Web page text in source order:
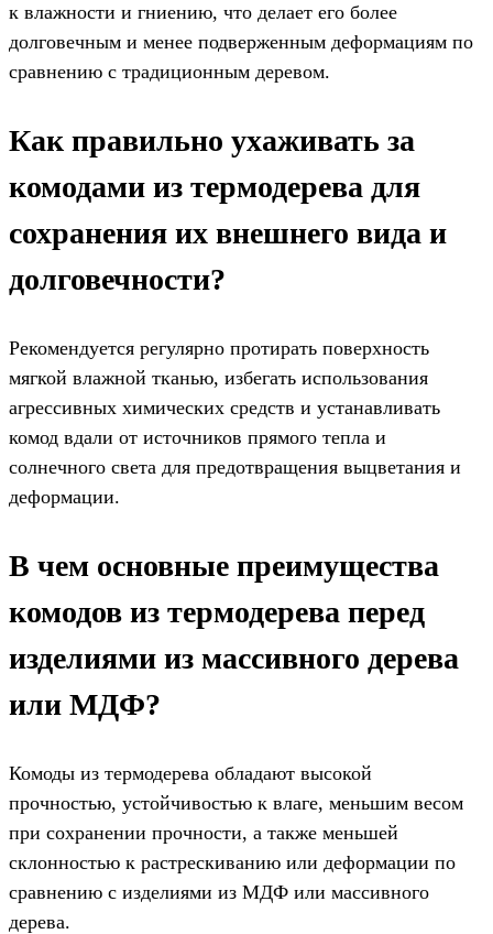
к влажности и гниению, что делает его более
долговечным и менее подверженным деформациям по
сравнению с традиционным деревом.
Как правильно ухаживать за
комодами из термодерева для
сохранения их внешнего вида и
долговечности?
Рекомендуется регулярно протирать поверхность
мягкой влажной тканью, избегать использования
агрессивных химических средств и устанавливать
комод вдали от источников прямого тепла и
солнечного света для предотвращения выцветания и
деформации.
В чем основные преимущества
комодов из термодерева перед
изделиями из массивного дерева
или МДФ?
Комоды из термодерева обладают высокой
прочностью, устойчивостью к влаге, меньшим весом
при сохранении прочности, а также меньшей
склонностью к растрескиванию или деформации по
сравнению с изделиями из МДФ или массивного
дерева.